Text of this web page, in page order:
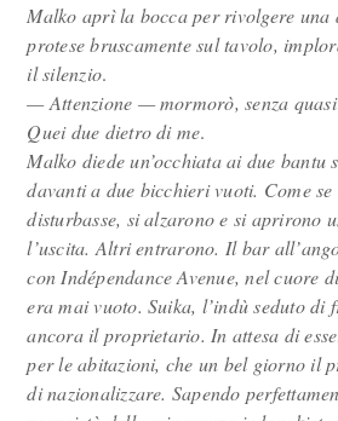
Malko aprì la bocca per rivolgere una
protese bruscamente sul tavolo,
il silenzio.
— Attenzione — mormorò, senza
Quei due dietro di me.
Malko diede un’occhiata ai due bantu
davanti a due bicchieri vuoti. Come
disturbasse, si alzarono e si aprirono
l’uscita. Altri entrarono. Il bar
con Indépendance Avenue, nel cuore
era mai vuoto. Suika, l’indù seduto di
ancora il proprietario. In attesa di
per le abitazioni, che un bel giorno il
di nazionalizzare. Sapendo